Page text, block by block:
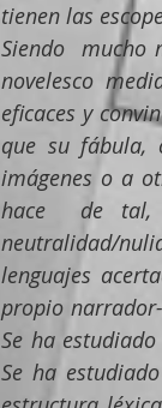
tienen las
Siendo  mucho
novelesco
eficaces y
que su fábula,
imágenes o a
hace  de tal,
neutralidad/
lenguajes
propio
Se ha
Se ha